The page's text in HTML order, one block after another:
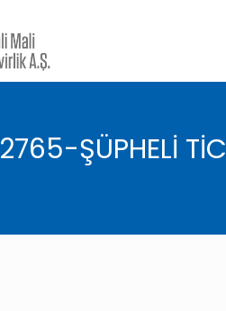
2765-ŞÜPHELİ